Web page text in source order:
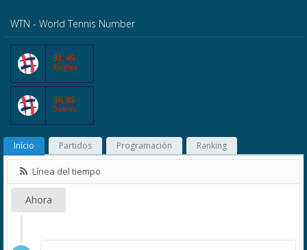
WTN - World Tennis Number
31,49
Singles
36,85
Dobles
Início Partidos Programación Ranking
Línea del tiempo
Ahora